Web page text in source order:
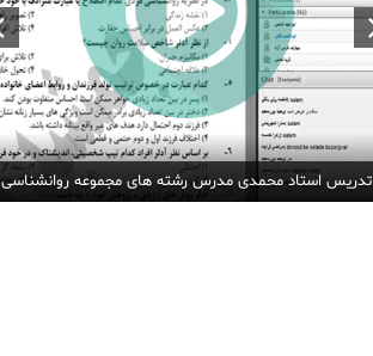
تدریس استاد محمدی مدرس رشته های مجموعه روانشناسی